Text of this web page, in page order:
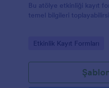
Bu atölye etkinliği kayıt
temel bilgileri
Go to Category:
Etkinlik Kayıt Formları